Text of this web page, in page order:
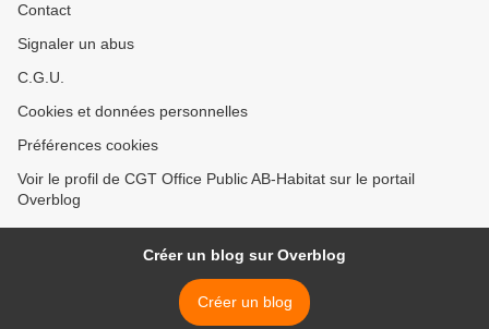
Contact
Signaler un abus
C.G.U.
Cookies et données personnelles
Préférences cookies
Voir le profil de CGT Office Public AB-Habitat sur le portail
Overblog
Créer un blog sur Overblog
Créer un blog